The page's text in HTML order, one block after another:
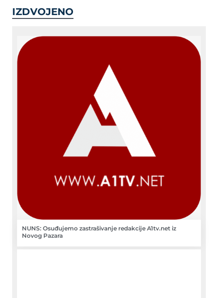
IZDVOJENO
NUNS: Osuđujemo zastrašivanje redakcije A1tv.net iz
Novog Pazara